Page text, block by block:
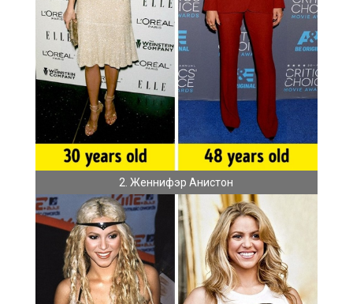
2. Женнифэр Анистон